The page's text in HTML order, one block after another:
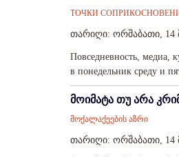
ТОЧКИ
თარიღი: ორშაბათი, 14
Повседневность, медиа,
в понедельник среду и
მოიმატა თუ არა
მოქალაქეების აზრი
თარიღი: ორშაბათი, 14